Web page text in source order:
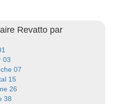
Revatto par
03
07
15
26
38